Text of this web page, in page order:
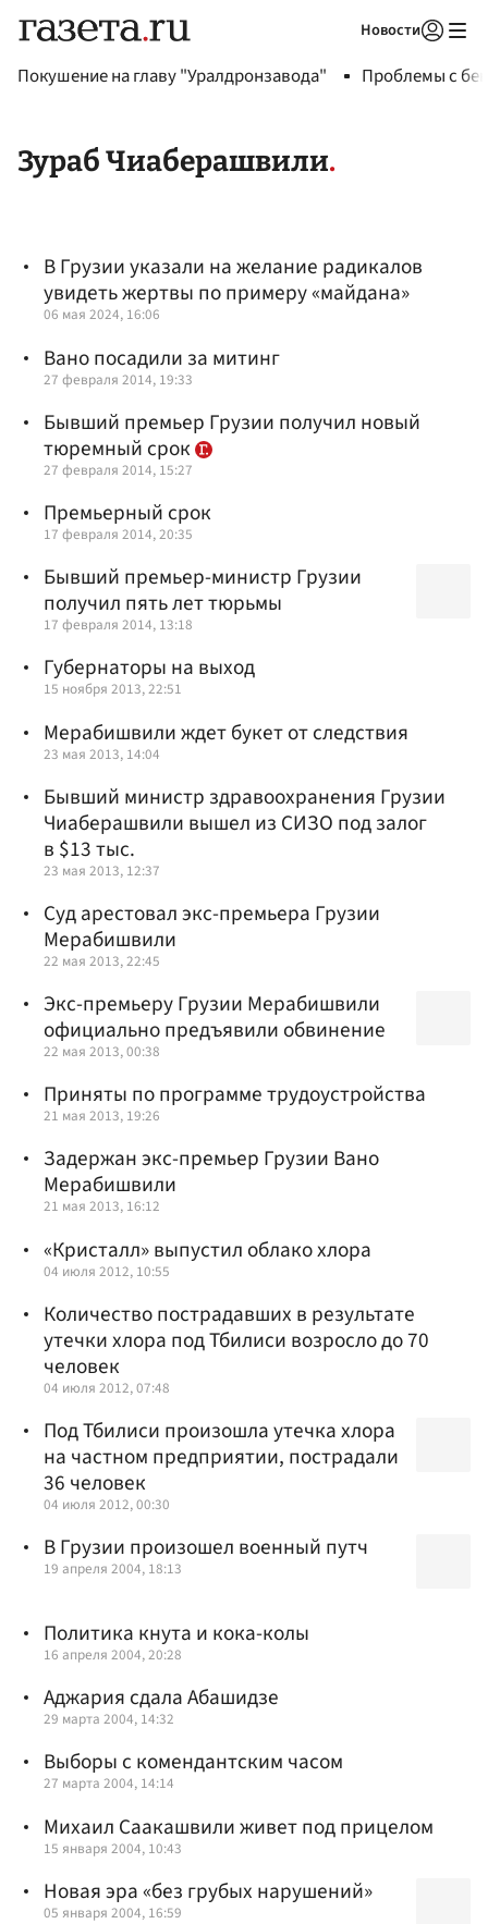
Новости
Покушение на главу "Уралдронзавода" Проблемы с
Зураб Чиаберашвили
В Грузии указали на желание радикалов
увидеть жертвы по примеру «майдана»
06 мая 2024, 16:06
Вано посадили за митинг
27 февраля 2014, 19:33
Бывший премьер Грузии получил новый
тюремный срок
27 февраля 2014, 15:27
Премьерный срок
17 февраля 2014, 20:35
Бывший премьер-министр Грузии
получил пять лет тюрьмы
17 февраля 2014, 13:18
Губернаторы на выход
15 ноября 2013, 22:51
Мерабишвили ждет букет от следствия
23 мая 2013, 14:04
Бывший министр здравоохранения Грузии
Чиаберашвили вышел из СИЗО под залог
в $13 тыс.
23 мая 2013, 12:37
Суд арестовал экс-премьера Грузии
Мерабишвили
22 мая 2013, 22:45
Экс-премьеру Грузии Мерабишвили
официально предъявили обвинение
22 мая 2013, 00:38
Приняты по программе трудоустройства
21 мая 2013, 19:26
Задержан экс-премьер Грузии Вано
Мерабишвили
21 мая 2013, 16:12
«Кристалл» выпустил облако хлора
04 июля 2012, 10:55
Количество пострадавших в результате
утечки хлора под Тбилиси возросло до 70
человек
04 июля 2012, 07:48
Под Тбилиси произошла утечка хлора
на частном предприятии, пострадали
36 человек
04 июля 2012, 00:30
В Грузии произошел военный путч
19 апреля 2004, 18:13
Политика кнута и кока-колы
16 апреля 2004, 20:28
Аджария сдала Абашидзе
29 марта 2004, 14:32
Выборы с комендантским часом
27 марта 2004, 14:14
Михаил Саакашвили живет под прицелом
15 января 2004, 10:43
Новая эра «без грубых нарушений»
05 января 2004, 16:59